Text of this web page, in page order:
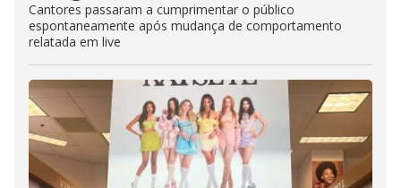
Cantores passaram a cumprimentar o público
espontaneamente após mudança de comportamento
relatada em live